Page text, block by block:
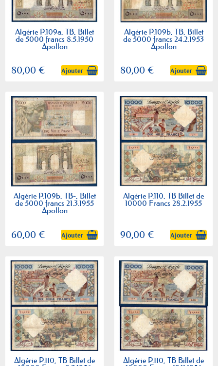
Algérie P.109a, TB, Billet
de 5000 francs 8.5.1950
Apollon
80,00 € Ajouter
Algérie P.109b, TB, Billet
de 5000 francs 24.2.1953
Apollon
80,00 € Ajouter
Algérie P.109b, TB-, Billet
de 5000 francs 21.3.1955
Apollon
60,00 € Ajouter
Algérie P.110, TB Billet de
10000 Francs 28.2.1955
90,00 € Ajouter
Algérie P.110, TB Billet de Algérie P.110, TB Billet de